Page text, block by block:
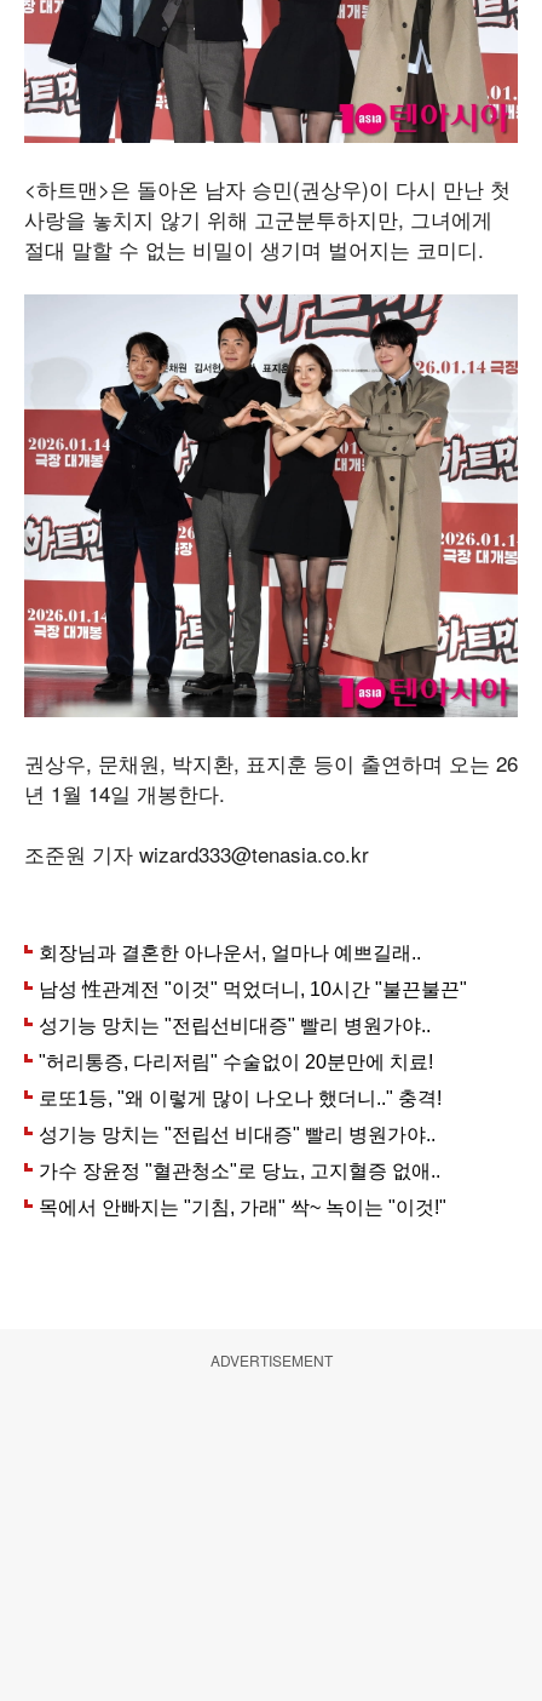
<하트맨>은 돌아온 남자 승민(권상우)이 다시 만난 첫
사랑을 놓치지 않기 위해 고군분투하지만, 그녀에게
절대 말할 수 없는 비밀이 생기며 벌어지는 코미디.
권상우, 문채원, 박지환, 표지훈 등이 출연하며 오는 26
년 1월 14일 개봉한다.
조준원 기자 wizard333@tenasia.co.kr
ADVERTISEMENT